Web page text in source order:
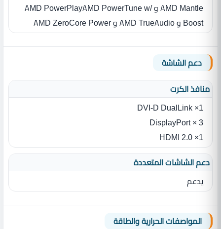
AMD Mantle و AMD PowerPlayAMD PowerTune w/
Boost و AMD TrueAudio و AMD ZeroCore Power
دعم الشاشة
منافذ الكرت
1× DVI-D DualLink
3 × DisplayPort
1× HDMI 2.0
دعم الشاشات المتعددة
يدعم
المواصفات الحرارية والطاقة